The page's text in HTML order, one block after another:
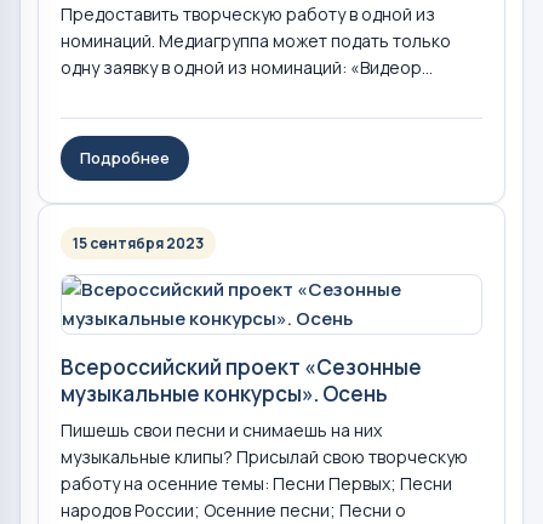
Предоставить творческую работу в одной из
номинаций. Медиагруппа может подать только
одну заявку в одной из номинаций: «Видеор...
Подробнее
15 сентября 2023
Всероссийский проект «Сезонные
музыкальные конкурсы». Осень
Пишешь свои песни и снимаешь на них
музыкальные клипы? Присылай свою творческую
работу на осенние темы: Песни Первых; Песни
народов России; Осенние песни; Песни о